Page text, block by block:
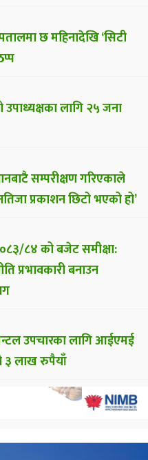
छ महिनादेखि ‘सिटी
उपाध्यक्षका लागि २५ जना
सम्परीक्षण गरिएकाले
प्रकाशन छिटो भएको हो’
८४ को बजेट समीक्षा:
प्रभावकारी बनाउन
उपचारका लागि आईएमई
३ लाख रुपैयाँ